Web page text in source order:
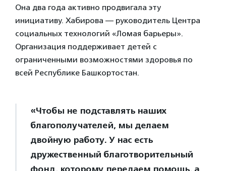
Она два года активно продвигала эту
инициативу. Хабирова — руководитель Центра
социальных технологий «Ломая барьеры».
Организация поддерживает детей с
ограниченными возможностями здоровья по
всей Республике Башкортостан.
«Чтобы не подставлять наших
благополучателей, мы делаем
двойную работу. У нас есть
дружественный благотворительный